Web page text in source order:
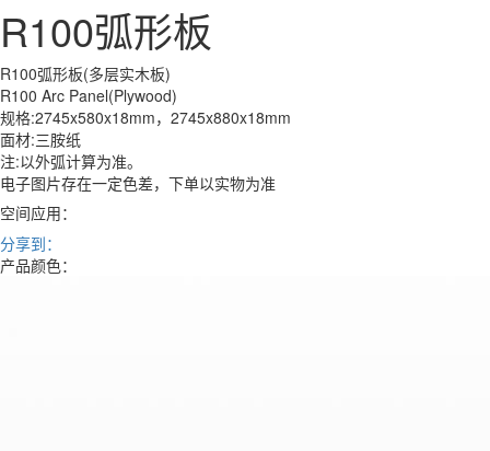
R100弧形板
R100弧形板(多层实木板)
R100 Arc Panel(Plywood)
规格:2745x580x18mm，2745x880x18mm
面材:三胺纸
注:以外弧计算为准。
电子图片存在一定色差，下单以实物为准
空间应用：
分享到：
产品颜色：